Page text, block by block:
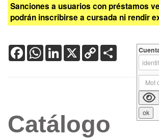
Sanciones a usuarios con préstamos
podrán inscribirse a cursada ni rendir
FacebookWhatsApp
LinkedIn
X Copy
Link
Catálogo